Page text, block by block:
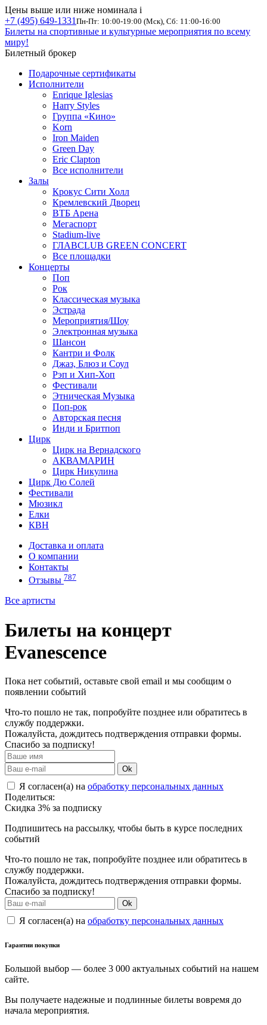
Цены выше или ниже номинала i
+7 (495) 649-1331 Пн-Пт: 10:00-19:00 (Мск), Сб: 11:00-16:00
Билеты на спортивные и культурные мероприятия по всему
миру!
Билетный брокер
Подарочные сертификаты
Исполнители
Enrique Iglesias
Harry Styles
Группа «Кино»
Korn
Iron Maiden
Green Day
Eric Clapton
Все исполнители
Залы
Крокус Сити Холл
Кремлевский Дворец
ВТБ Арена
Мегаспорт
Stadium-live
ГЛАВCLUB GREEN CONCERT
Все площадки
Концерты
Поп
Рок
Классическая музыка
Эстрада
Мероприятия/Шоу
Электронная музыка
Шансон
Кантри и Фолк
Джаз, Блюз и Соул
Рэп и Хип-Хоп
Фестивали
Этническая Музыка
Поп-рок
Авторская песня
Инди и Бритпоп
Цирк
Цирк на Вернадского
АКВАМАРИН
Цирк Никулина
Цирк Дю Солей
Фестивали
Мюзикл
Елки
КВН
Доставка и оплата
О компании
Контакты
Отзывы 787
Все артисты
Билеты на концерт
Evanescence
Пока нет событий, оставьте свой email и мы сообщим о
появлении событий
Что-то пошло не так, попробуйте позднее или обратитесь в
службу поддержки.
Пожалуйста, дождитесь подтверждения отправки формы.
Спасибо за подписку!
Ok
Я согласен(а) на обработку персональных данных
Поделиться:
Скидка 3% за подписку
Подпишитесь на рассылку, чтобы быть в курсе последних
событий
Что-то пошло не так, попробуйте позднее или обратитесь в
службу поддержки.
Пожалуйста, дождитесь подтверждения отправки формы.
Спасибо за подписку!
Ok
Я согласен(а) на обработку персональных данных
Гарантии покупки
Большой выбор — более 3 000 актуальных событий на нашем
сайте.
Вы получаете надежные и подлинные билеты вовремя до
начала мероприятия.